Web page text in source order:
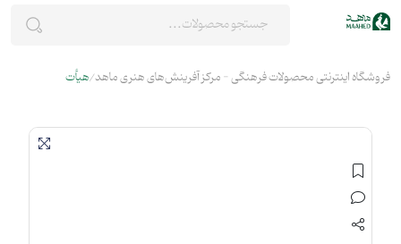
فروشگاه اینترنتی محصولات فرهنگی - مرکز آفرینش‌های هنری ماهد هیأت